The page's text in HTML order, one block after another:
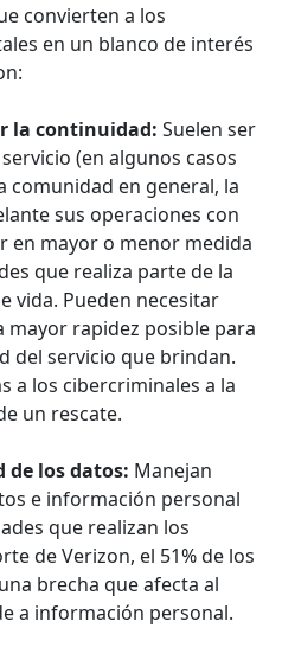
convierten a los
en un blanco de interés
la continuidad: Suelen ser
(en algunos casos
comunidad en general, la
sus operaciones con
en mayor o menor medida
que realiza parte de la
vida. Pueden necesitar
mayor rapidez posible para
del servicio que brindan.
a los cibercriminales a la
un rescate.
de los datos: Manejan
e información personal
que realizan los
de Verizon, el 51% de los
brecha que afecta al
a información personal.